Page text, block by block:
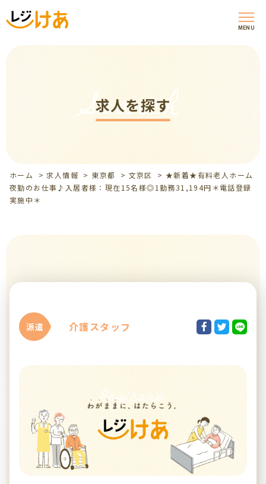
MENU
求人を探す
Search
ホーム >求人情報 > 東京都 > 文京区 >★新着★有料老人ホーム
夜勤のお仕事♪入居者様：現在15名様◎1勤務31,194円＊電話登録
実施中＊
派遣 介護スタッフ